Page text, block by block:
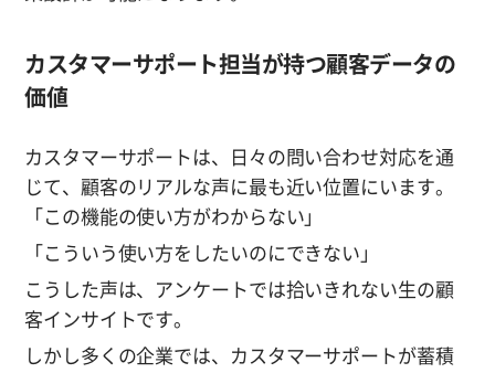
カスタマーサポート担当が持つ顧客データの
価値
カスタマーサポートは、日々の問い合わせ対応を通
じて、顧客のリアルな声に最も近い位置にいます。
「この機能の使い方がわからない」
「こういう使い方をしたいのにできない」
こうした声は、アンケートでは拾いきれない生の顧
客インサイトです。
しかし多くの企業では、カスタマーサポートが蓄積